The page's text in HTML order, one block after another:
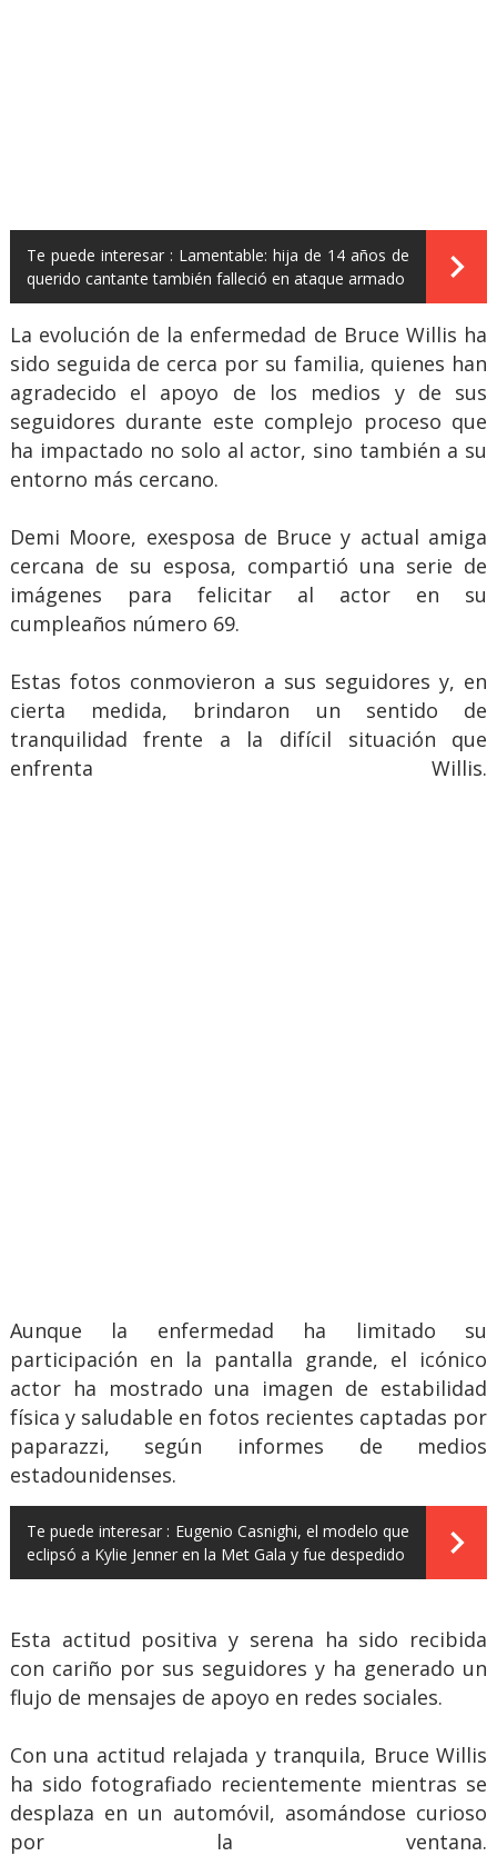
Te puede interesar : Lamentable: hija de 14 años de
querido cantante también falleció en ataque armado
La evolución de la enfermedad de Bruce Willis ha
sido seguida de cerca por su familia, quienes han
agradecido el apoyo de los medios y de sus
seguidores durante este complejo proceso que
ha impactado no solo al actor, sino también a su
entorno más cercano.
Demi Moore, exesposa de Bruce y actual amiga
cercana de su esposa, compartió una serie de
imágenes para felicitar al actor en su
cumpleaños número 69.
Estas fotos conmovieron a sus seguidores y, en
cierta medida, brindaron un sentido de
tranquilidad frente a la difícil situación que
enfrenta Willis.
Aunque la enfermedad ha limitado su
participación en la pantalla grande, el icónico
actor ha mostrado una imagen de estabilidad
física y saludable en fotos recientes captadas por
paparazzi, según informes de medios
estadounidenses.
Te puede interesar : Eugenio Casnighi, el modelo que
eclipsó a Kylie Jenner en la Met Gala y fue despedido
Esta actitud positiva y serena ha sido recibida
con cariño por sus seguidores y ha generado un
flujo de mensajes de apoyo en redes sociales.
Con una actitud relajada y tranquila, Bruce Willis
ha sido fotografiado recientemente mientras se
desplaza en un automóvil, asomándose curioso
por la ventana.